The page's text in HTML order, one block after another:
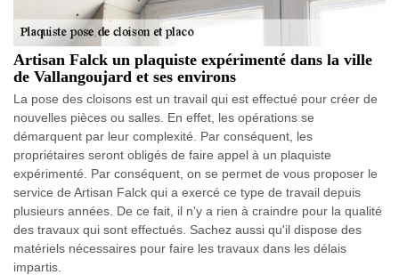
Artisan Falck un plaquiste expérimenté dans la ville
de Vallangoujard et ses environs
La pose des cloisons est un travail qui est effectué pour créer de
nouvelles pièces ou salles. En effet, les opérations se
démarquent par leur complexité. Par conséquent, les
propriétaires seront obligés de faire appel à un plaquiste
expérimenté. Par conséquent, on se permet de vous proposer le
service de Artisan Falck qui a exercé ce type de travail depuis
plusieurs années. De ce fait, il n'y a rien à craindre pour la qualité
des travaux qui sont effectués. Sachez aussi qu'il dispose des
matériels nécessaires pour faire les travaux dans les délais
impartis.